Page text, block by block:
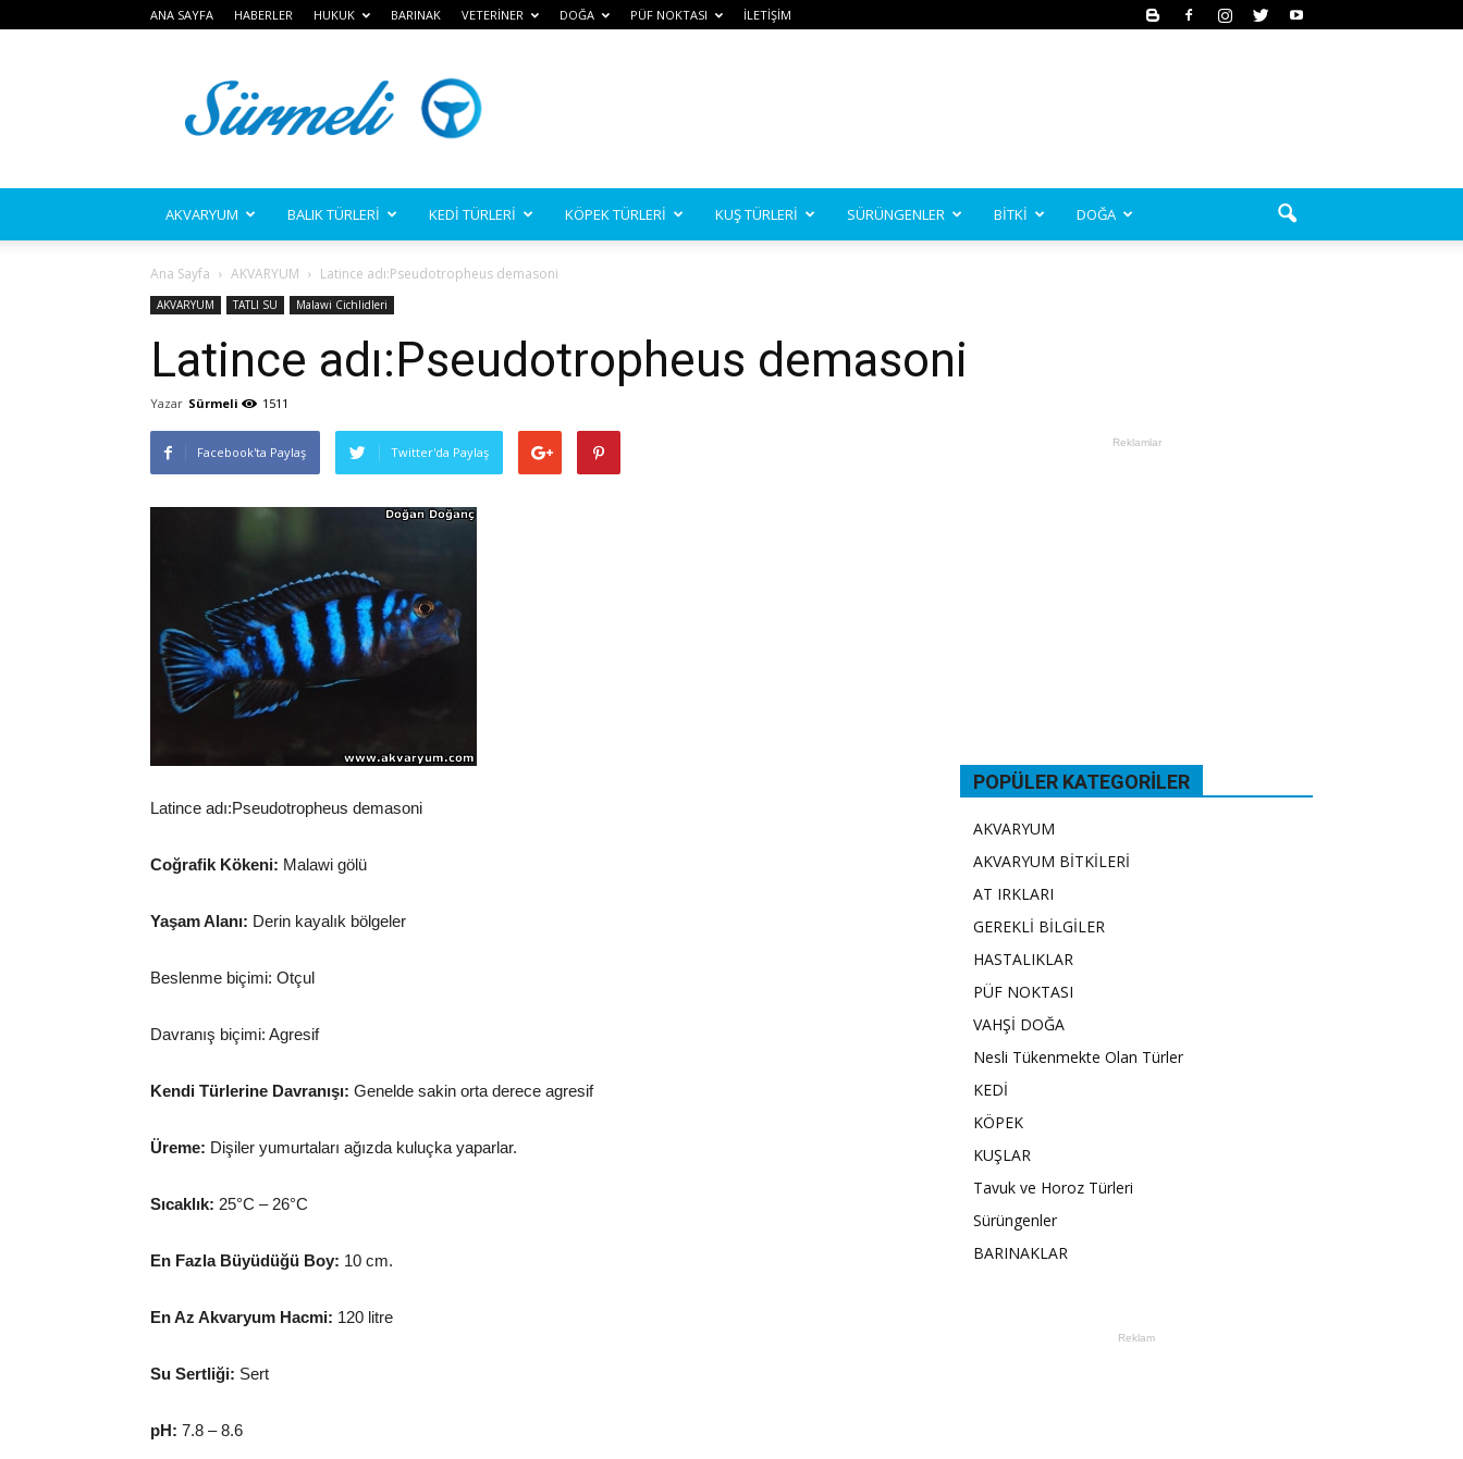
ANA SAYFA HABERLER HUKUK BARINAK VETERİNER DOĞA PÜF NOKTASI İLETİŞİM
AKVARYUM BALIK TÜRLERİ KEDİ TÜRLERİ KÖPEK TÜRLERİ KUŞ TÜRLERİ SÜRÜNGENLER BİTKİ DOĞA
Ana Sayfa AKVARYUM Latince adı:Pseudotropheus demasoni
AKVARYUM TATLI SU Malawi Cichlidleri
Latince adı:Pseudotropheus demasoni
Yazar Sürmeli 1511
Facebook'ta Paylaş Twitter'da Paylaş
Latince adı:Pseudotropheus demasoni
Coğrafik Kökeni: Malawi gölü
Yaşam Alanı: Derin kayalık bölgeler
Beslenme biçimi: Otçul
Davranış biçimi: Agresif
Kendi Türlerine Davranışı: Genelde sakin orta derece agresif
Üreme: Dişiler yumurtaları ağızda kuluçka yaparlar.
Sıcaklık: 25°C – 26°C
En Fazla Büyüdüğü Boy: 10 cm.
En Az Akvaryum Hacmi: 120 litre
Su Sertliği: Sert
pH: 7.8 – 8.6
Reklamlar
POPÜLER KATEGORILER
AKVARYUM
AKVARYUM BİTKİLERİ
AT IRKLARI
GEREKLİ BİLGİLER
HASTALIKLAR
PÜF NOKTASI
VAHŞİ DOĞA
Nesli Tükenmekte Olan Türler
KEDİ
KÖPEK
KUŞLAR
Tavuk ve Horoz Türleri
Sürüngenler
BARINAKLAR
Reklam